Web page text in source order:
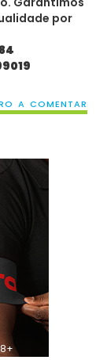
por
84
A COMENTAR